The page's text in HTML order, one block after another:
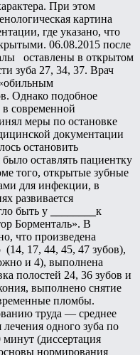
При этом
картина
где указано, что
06.08.2015 после
оставлены в открытом
зуба 27, 34, 37. Врач
Однако подобное
современной
меры по остановке
документации
остановить
оставлять пациентку
того, открытые зубные
для инфекции, в
развивается
быть у
к
Борменталь». В
что произведена
17, 44, 45, 47 зубов),
и 4), выполнена
полостей 24, 36 зубов и
выполнено снятие
пломбы.
труда — среднее
одного зуба по
минут (диссертация
нормирования